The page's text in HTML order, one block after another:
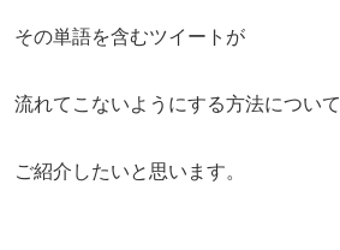
その単語を含むツイートが
流れてこないようにする方法について
ご紹介したいと思います。